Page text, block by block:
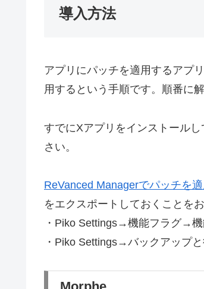
導入方法
アプリにパッチを適用するアプリ
用するという手順です。順番に解
すでにXアプリをインストール
さい。
ReVanced Managerでパッチを
をエクスポートしておくことを
・Piko Settings→機能フラグ→機
・Piko Settings→バックアップ